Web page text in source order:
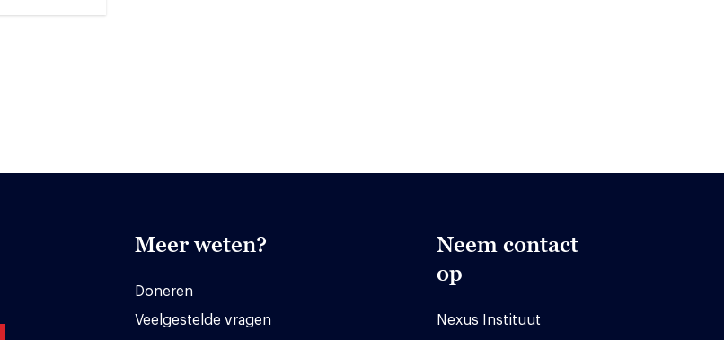
Meer weten?
Doneren
Veelgestelde vragen
Neem contact
op
Nexus Instituut